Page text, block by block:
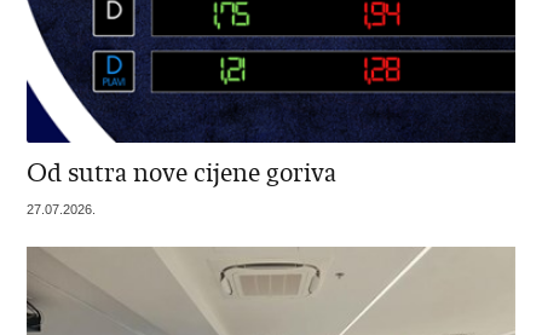
Od sutra nove cijene goriva
27.07.2026.